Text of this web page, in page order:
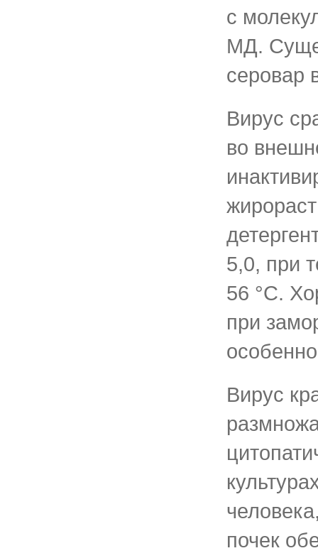
с
МД.
серовар
Вирус
во
5,0, при
56 °С.
при
Вирус
почек